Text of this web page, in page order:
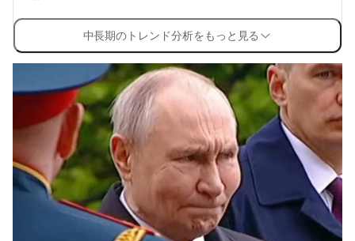
中長期のトレンド分析をもっと見る